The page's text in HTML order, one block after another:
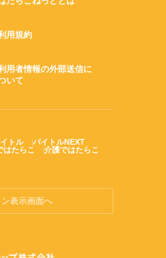
用規約
用者情報の外部送信に
いて
トル
バイトルNEXT
はたらこ 介護ではたらこ
表示画面へ